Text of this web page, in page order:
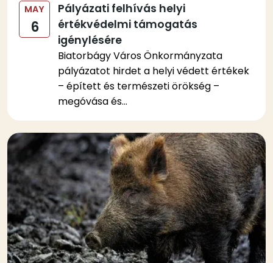
MAY
6
Pályázati felhívás helyi
értékvédelmi támogatás
igénylésére
Biatorbágy Város Önkormányzata
pályázatot hirdet a helyi védett értékek
– épített és természeti örökség –
megóvása és...
Kép